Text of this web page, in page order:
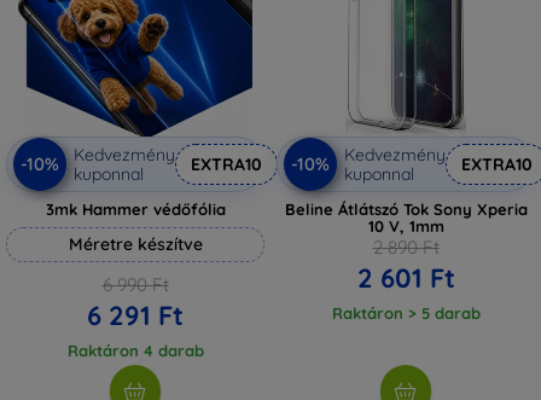
-10%
Kedvezmény
kuponnal
EXTRA10
3mk Hammer védőfólia
Méretre készítve
6 990 Ft
6 291 Ft
Raktáron 4 darab
-10%
Kedvezmény
kuponnal
EXTRA10
Beline Átlátszó Tok Sony Xperia
10 V, 1mm
2 890 Ft
2 601 Ft
Raktáron > 5 darab